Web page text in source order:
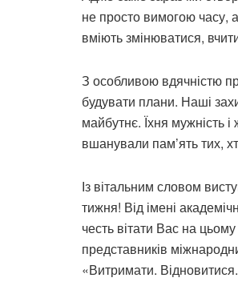
не просто вимогою часу,
вміють змінюватися,
З особливою вдячністю
будувати плани. Наші
майбутнє. Їхня мужність
вшанували пам’ять тих,
Із вітальним словом
тижня! Від імені
честь вітати Вас на
представників
«Витримати.